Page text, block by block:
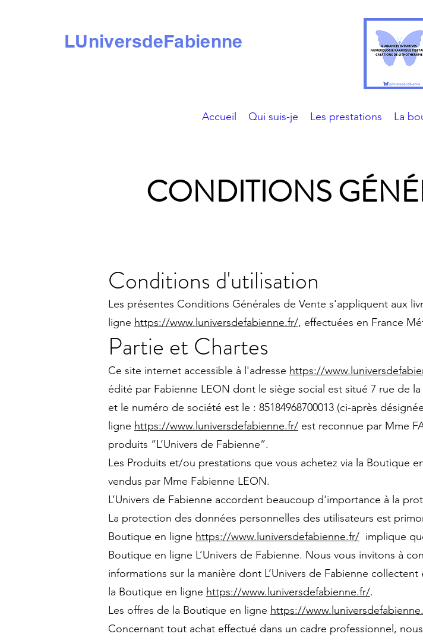
LUniversdeFabienne
Accueil Qui suis-je Les prestations La
CONDITIONS
Conditions d'utilisation
Les présentes Conditions Générales de Vente s'appliquent aux
ligne https://www.luniversdefabienne.fr/, effectuées en France
Partie et Chartes
Ce site internet accessible à l'adresse https://
édité par Fabienne LEON dont le siège social est situé 7 rue de
et le numéro de société est le : 85184968700013 (ci-après
ligne https://www.luniversdefabienne.fr/ est reconnue par Mme
produits “L’Univers de Fabienne”.
Les Produits et/ou prestations que vous achetez via la Boutique
vendus par Mme Fabienne LEON.
L’Univers de Fabienne accordent beaucoup d'importance à la
La protection des données personnelles des utilisateurs est
Boutique en ligne https://www.luniversdefabienne.fr/ implique
Boutique en ligne L’Univers de Fabienne. Nous vous invitons à
informations sur la manière dont L’Univers de Fabienne
la Boutique en ligne https://www.luniversdefabienne.fr/.
Les offres de la Boutique en ligne https://
Concernant tout achat effectué dans un cadre professionnel,